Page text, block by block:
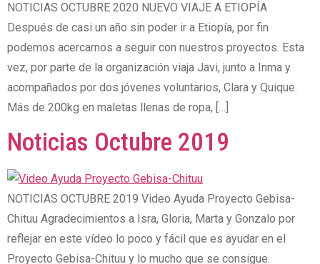
NOTICIAS OCTUBRE 2020 NUEVO VIAJE A ETIOPÍA
Después de casi un año sin poder ir a Etiopía, por fin
podemos acercarnos a seguir con nuestros proyectos. Esta
vez, por parte de la organización viaja Javi, junto a Inma y
acompañados por dos jóvenes voluntarios, Clara y Quique.
Más de 200kg en maletas llenas de ropa, […]
Noticias Octubre 2019
NOTICIAS OCTUBRE 2019 Video Ayuda Proyecto Gebisa-
Chituu Agradecimientos a Isra, Gloria, Marta y Gonzalo por
reflejar en este vídeo lo poco y fácil que es ayudar en el
Proyecto Gebisa-Chituu y lo mucho que se consigue.